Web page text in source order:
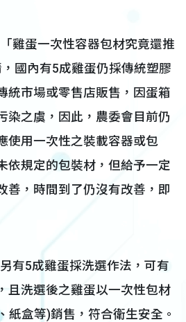
雞蛋一次性容器包材究竟還推
國內有5成雞蛋仍採傳統塑膠
統市場或零售店販售，因蛋箱
染之虞，因此，農委會目前仍
使用一次性之裝載容器或包
依規定的包裝材，但給予一定
善，時間到了仍沒有改善，即
有5成雞蛋採洗選作法，可有
且洗選後之雞蛋以一次性包材
紙盒等)銷售，符合衛生安全。